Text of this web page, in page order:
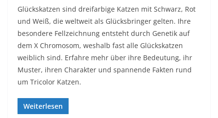
Glückskatzen sind dreifarbige Katzen mit Schwarz, Rot
und Weiß, die weltweit als Glücksbringer gelten. Ihre
besondere Fellzeichnung entsteht durch Genetik auf
dem X Chromosom, weshalb fast alle Glückskatzen
weiblich sind. Erfahre mehr über ihre Bedeutung, ihr
Muster, ihren Charakter und spannende Fakten rund
um Tricolor Katzen.
Weiterlesen